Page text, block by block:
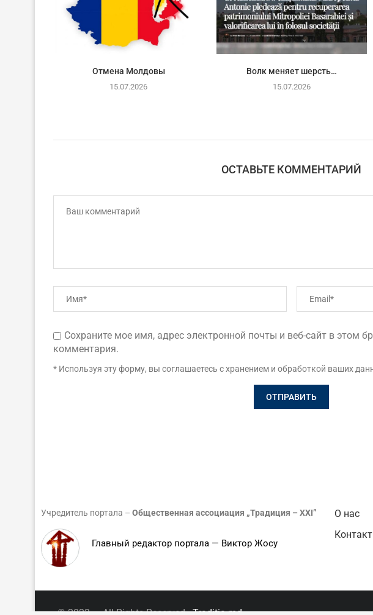
Отмена Молдовы
15.07.2026
Волк меняет шерсть…
15.07.2026
ОСТАВЬТЕ КОММЕНТАРИЙ
Сохраните мое имя, адрес электронной почты и веб-сайт в этом
комментария.
* Используя эту форму, вы соглашаетесь с хранением и обработкой ваших
Учредитель портала – Общественная ассоциация „Традиция – XXI”
Главный редактор портала — Виктор Жосу
О нас